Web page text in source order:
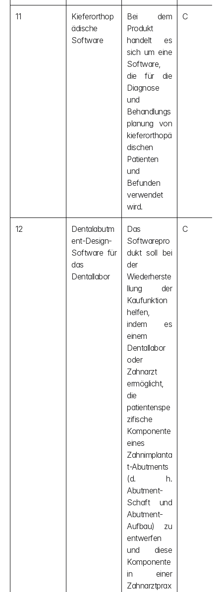
11
Kieferorthop
ädische
Software
Bei dem
Produkt
handelt es
sich um eine
Software,
die für die
Diagnose
und
Behandlungs
planung von
kieferorthopä
dischen
Patienten
und
Befunden
verwendet
wird.
C
12
Dentalabutm
ent-Design-
Software für
das
Dentallabor
Das
Softwarepro
dukt soll bei
der
Wiederherste
llung der
Kaufunktion
helfen,
indem es
einem
Dentallabor
oder
Zahnarzt
ermöglicht,
die
patientenspe
zifische
Komponente
eines
Zahnimplanta
t-Abutments
(d. h.
Abutment-
Schaft und
Abutment-
Aufbau) zu
entwerfen
und diese
Komponente
in einer
Zahnarztprax
C